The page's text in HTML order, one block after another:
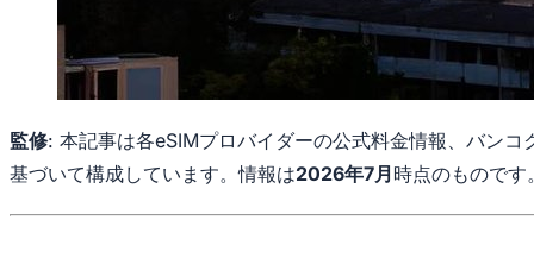
監修: 本記事は各eSIMプロバイダーの公式料金情報、バン
基づいて構成しています。情報は2026年7月 時点のものです